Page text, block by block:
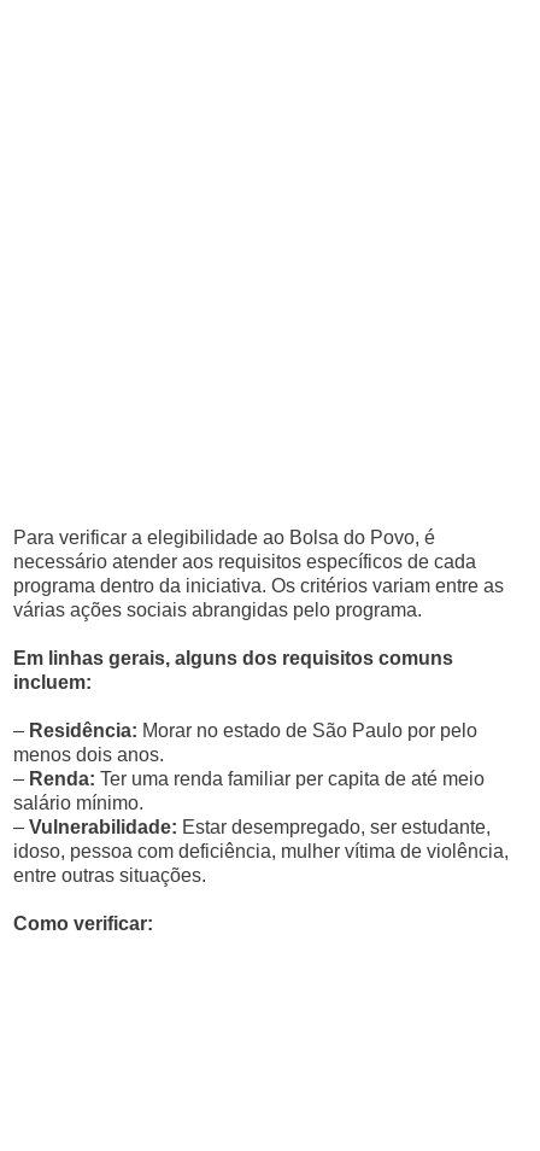
Para verificar a elegibilidade ao Bolsa do Povo, é
necessário atender aos requisitos específicos de cada
programa dentro da iniciativa. Os critérios variam entre as
várias ações sociais abrangidas pelo programa.
Em linhas gerais, alguns dos requisitos comuns
incluem:
– Residência: Morar no estado de São Paulo por pelo
menos dois anos.
– Renda: Ter uma renda familiar per capita de até meio
salário mínimo.
–Vulnerabilidade: Estar desempregado, ser estudante,
idoso, pessoa com deficiência, mulher vítima de violência,
entre outras situações.
Como verificar: